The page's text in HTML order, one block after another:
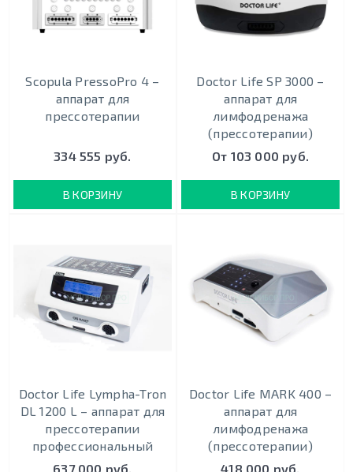
Scopula PressoPro 4 –
аппарат для
прессотерапии
334 555 руб.
В КОРЗИНУ
Doctor Life SP 3000 –
аппарат для
лимфодренажа
(прессотерапии)
От 103 000 руб.
В КОРЗИНУ
Doctor Life Lympha-Tron
DL 1200 L – аппарат для
прессотерапии
профессиональный
637 000 руб.
Doctor Life MARK 400 –
аппарат для
лимфодренажа
(прессотерапии)
418 000 руб.